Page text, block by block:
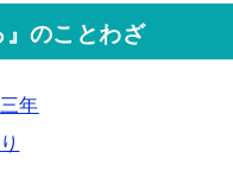
』のことわざ
年